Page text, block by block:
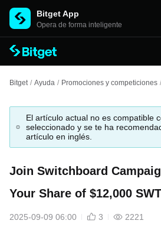
Bitget App
Opera de forma inteligente
Bitget / Ayuda / Promociones y competiciones /
El artículo actual no es compatible
seleccionado y se te ha
artículo en inglés.
Join Switchboard
Your Share of $12,000
2025-09-09 06:00 3 2221